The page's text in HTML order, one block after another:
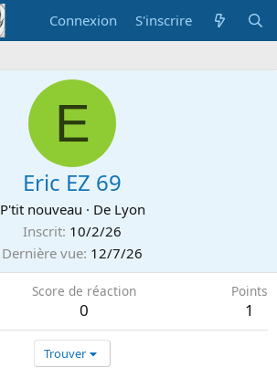
Connexion S'inscrire
E
Eric EZ 69
P'tit nouveau · De Lyon
Inscrit 10/2/26
Dernière vue 12/7/26
Score de réaction
0
Points
1
Trouver